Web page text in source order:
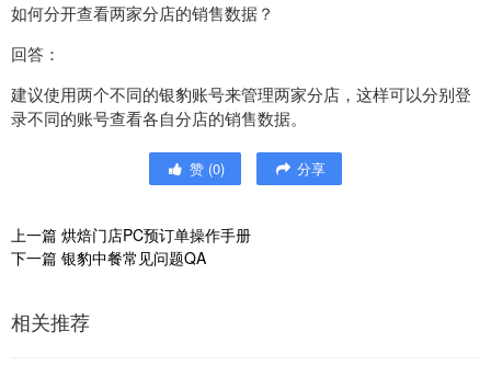
如何分开查看两家分店的销售数据？
回答：
建议使用两个不同的银豹账号来管理两家分店，这样可以分别登
录不同的账号查看各自分店的销售数据。
赞 (0) 分享
上一篇 烘焙门店PC预订单操作手册
下一篇 银豹中餐常见问题QA
相关推荐